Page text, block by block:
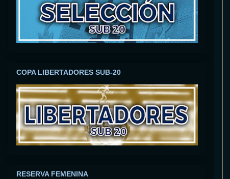
COPA LIBERTADORES SUB-20
RESERVA FEMENINA